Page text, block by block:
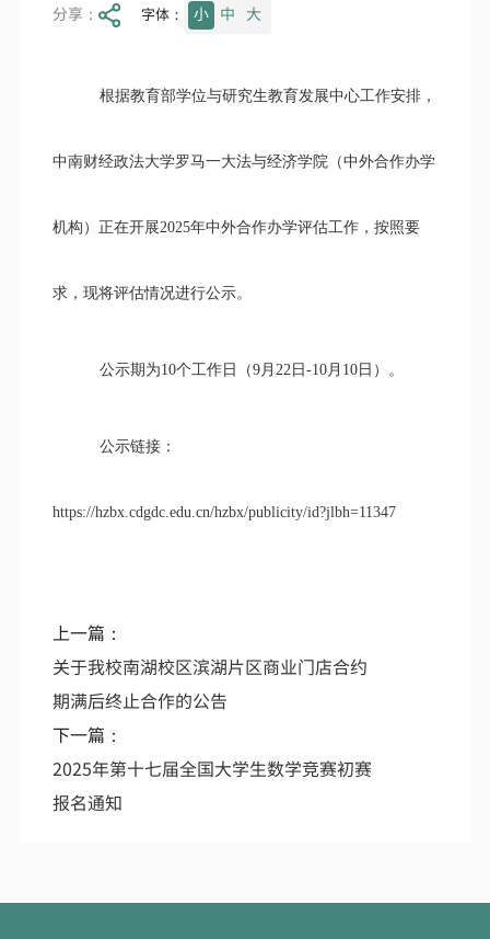
分享： 字体： 小 中 大
根据教育部学位与研究生教育发展中心工作安排，
中南财经政法大学罗马一大法与经济学院（中外合作办学
机构）正在开展2025年中外合作办学评估工作，按照要
求，现将评估情况进行公示。
公示期为10个工作日（9月22日-10月10日）。
公示链接：
https://hzbx.cdgdc.edu.cn/hzbx/publicity/id?jlbh=11347
上一篇：
关于我校南湖校区滨湖片区商业门店合约
期满后终止合作的公告
下一篇：
2025年第十七届全国大学生数学竞赛初赛
报名通知